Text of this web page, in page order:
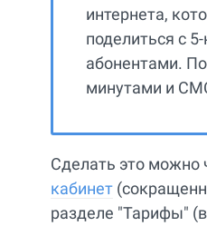
интернета,
поделиться с
абонентами.
минутами и
Сделать это можно
кабинет
разделе "Тарифы"